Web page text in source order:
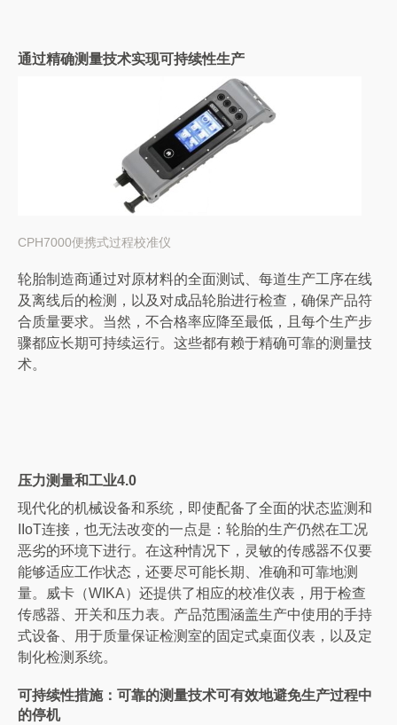
通过精确测量技术实现可持续性生产
CPH7000便携式过程校准仪
轮胎制造商通过对原材料的全面测试、每道生产工序在线
及离线后的检测，以及对成品轮胎进行检查，确保产品符
合质量要求。当然，不合格率应降至最低，且每个生产步
骤都应长期可持续运行。这些都有赖于精确可靠的测量技
术。
压力测量和工业4.0
现代化的机械设备和系统，即使配备了全面的状态监测和
IIoT连接，也无法改变的一点是：轮胎的生产仍然在工况
恶劣的环境下进行。在这种情况下，灵敏的传感器不仅要
能够适应工作状态，还要尽可能长期、准确和可靠地测
量。威卡（WIKA）还提供了相应的校准仪表，用于检查
传感器、开关和压力表。产品范围涵盖生产中使用的手持
式设备、用于质量保证检测室的固定式桌面仪表，以及定
制化检测系统。
可持续性措施：可靠的测量技术可有效地避免生产过程中
的停机